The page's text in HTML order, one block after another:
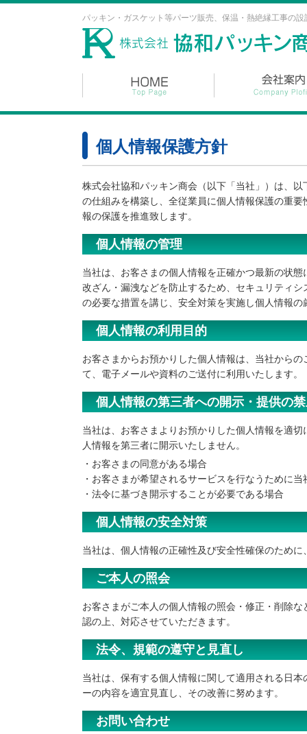
パッキン・ガスケット等パーツ販売、保温・熱絶縁工事の設
個人情報保護方針
株式会社協和パッキン商会（以下「当社」）は、
の仕組みを構築し、全従業員に個人情報保護の重
報の保護を推進致します。
個人情報の管理
当社は、お客さまの個人情報を正確かつ最新の状
改ざん・漏洩などを防止するため、セキュリティ
の必要な措置を講じ、安全対策を実施し個人情報
個人情報の利用目的
お客さまからお預かりした個人情報は、当社から
て、電子メールや資料のご送付に利用いたします。
個人情報の第三者への開示・提供の
当社は、お客さまよりお預かりした個人情報を適
人情報を第三者に開示いたしません。
・お客さまの同意がある場合
・お客さまが希望されるサービスを行なうために
・法令に基づき開示することが必要である場合
個人情報の安全対策
当社は、個人情報の正確性及び安全性確保のため
ご本人の照会
お客さまがご本人の個人情報の照会・修正・削除
認の上、対応させていただきます。
法令、規範の遵守と見直し
当社は、保有する個人情報に関して適用される日
ーの内容を適宜見直し、その改善に努めます。
お問い合わせ